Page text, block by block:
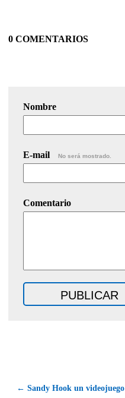
0 COMENTARIOS
Nombre
E-mail No será mostrado.
Comentario
← Sandy Hook un videojuego